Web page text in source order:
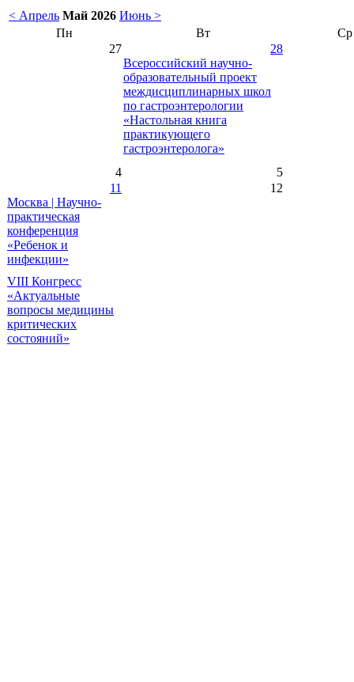
< Апрель Май 2026 Июнь >
Пн
Вт
Ср
27
28
Всероссийский научно-
образовательный проект
междисциплинарных школ
по гастроэнтерологии
«Настольная книга
практикующего
гастроэнтеролога»
4
5
11
Москва | Научно-
практическая
конференция
«Ребенок и
инфекции»
VIII Конгресс
«Актуальные
вопросы медицины
критических
состояний»
12